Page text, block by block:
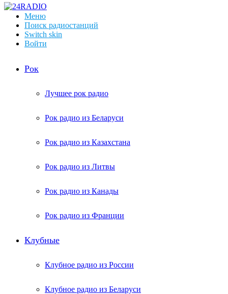
Меню
Поиск радиостанций
Switch skin
Войти
Рок
Лучшее рок радио
Рок радио из Беларуси
Рок радио из Казахстана
Рок радио из Литвы
Рок радио из Канады
Рок радио из Франции
Клубные
Клубное радио из России
Клубное радио из Беларуси